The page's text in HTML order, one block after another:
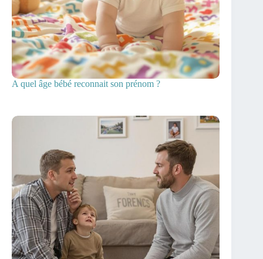
A quel âge bébé reconnait son prénom ?